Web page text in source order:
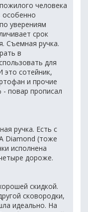
человека
особенно
уверениям
срок
Съемная ручка.
в
для
это сотейник,
и прочие
повар прописал
ручка. Есть с
Diamond (тоже
исполнена
дороже.
скидкой.
сковородки,
идеально. На